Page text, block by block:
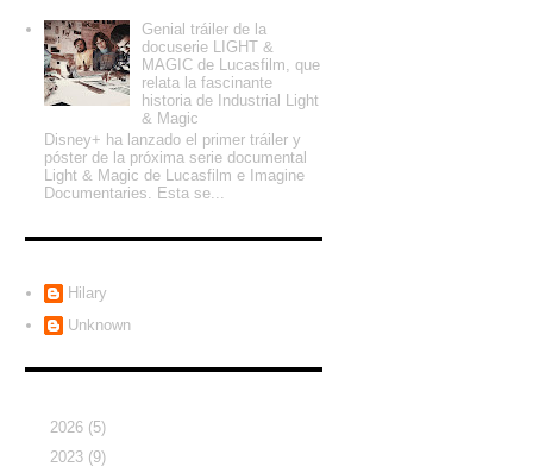
Genial tráiler de la
docuserie LIGHT &
MAGIC de Lucasfilm, que
relata la fascinante
historia de Industrial Light
& Magic
Disney+ ha lanzado el primer tráiler y
póster de la próxima serie documental
Light & Magic de Lucasfilm e Imagine
Documentaries. Esta se...
Hilary
Unknown
2026 (5)
2023 (9)